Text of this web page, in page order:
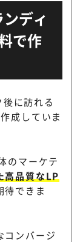
ディ
で作
に訪れる
成していま
のマーケテ
高品質なLP
待できま
コンバージ